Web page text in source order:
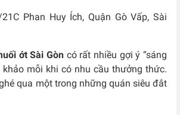
Phan Huy Ích, Quận Gò Vấp, Sài
ớt Sài Gòn có rất nhiều gợi ý “sáng
khảo mỗi khi có nhu cầu thưởng thức.
qua một trong những quán siêu đắt